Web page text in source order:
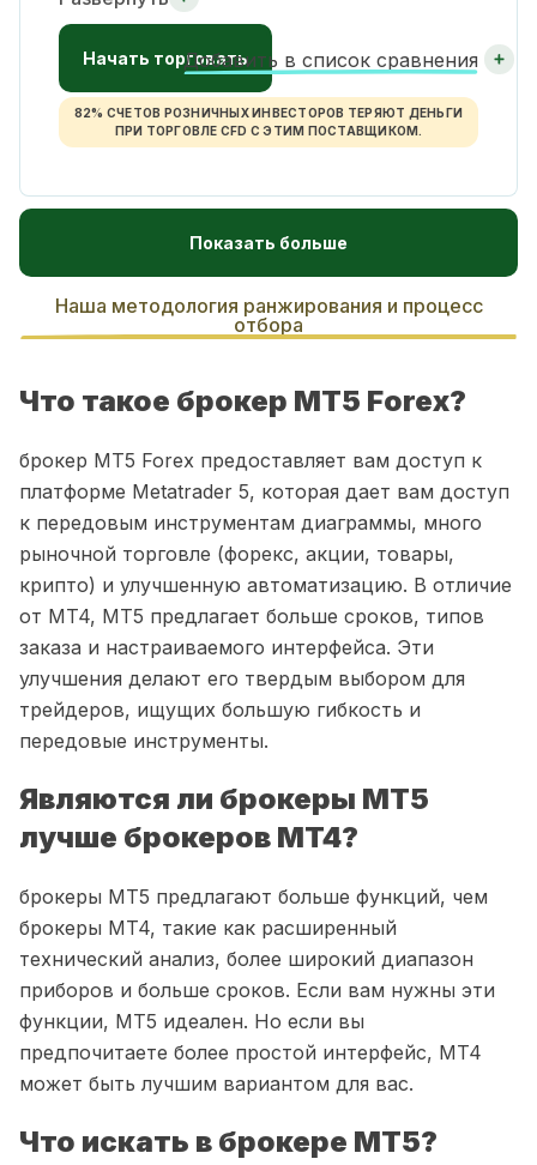
Начать торговать
82% СЧЕТОВ РОЗНИЧНЫХ ИНВЕСТОРОВ ТЕРЯЮТ ДЕНЬГИ
ПРИ ТОРГОВЛЕ CFD С ЭТИМ ПОСТАВЩИКОМ.
Добавить в список сравнения
Показать больше
Наша методология ранжирования и процесс
отбора
Что такое брокер MT5 Forex?
брокер MT5 Forex предоставляет вам доступ к
платформе Metatrader 5, которая дает вам доступ
к передовым инструментам диаграммы, много
рыночной торговле (форекс, акции, товары,
крипто) и улучшенную автоматизацию. В отличие
от MT4, MT5 предлагает больше сроков, типов
заказа и настраиваемого интерфейса. Эти
улучшения делают его твердым выбором для
трейдеров, ищущих большую гибкость и
передовые инструменты.
Являются ли брокеры MT5
лучше брокеров MT4?
брокеры MT5 предлагают больше функций, чем
брокеры MT4, такие как расширенный
технический анализ, более широкий диапазон
приборов и больше сроков. Если вам нужны эти
функции, MT5 идеален. Но если вы
предпочитаете более простой интерфейс, MT4
может быть лучшим вариантом для вас.
Что искать в брокере MT5?